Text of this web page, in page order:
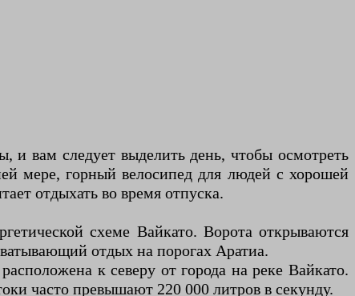
и вам следует выделить день, чтобы осмотреть
мере, горный велосипед для людей с хорошей
отдыхать во время отпуска.
схеме Вайкато. Ворота открываются
отдых на порогах Аратиа.
к северу от города на реке Вайкато.
часто превышают 220 000 литров в секунду.